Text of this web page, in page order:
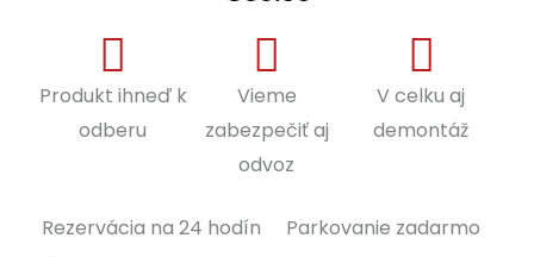
Produkt ihneď k
odberu
Vieme
zabezpečiť aj
odvoz
V celku aj
demontáž
Rezervácia na 24 hodín Parkovanie zadarmo